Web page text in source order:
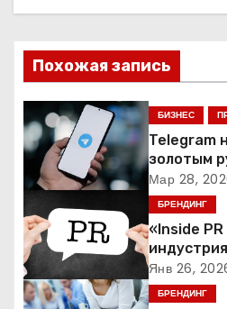
ц
и
я
п
о
з
а
п
Похожая запись
БИЗНЕС
Telegram
золотым
создают
Мар 28,
БРЕНДИНГ
«Inside
Янв 26,
БРЕНДИНГ